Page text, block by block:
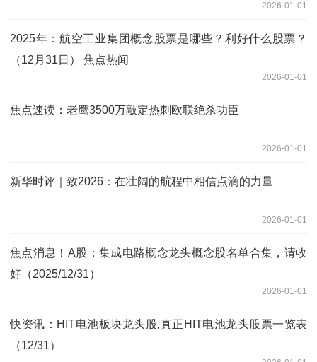
2026-01-01
2025年：航空工业集团概念股票是哪些？利好什么股票？
（12月31日） 焦点热闻
2026-01-01
焦点速读：老鹰3500万敲定热刺欧联绝杀功臣
2026-01-01
新华时评｜致2026：在壮阔的航程中相信点滴的力量
2026-01-01
焦点消息！A股：集成电路概念龙头概念股名单合集，请收
好（2025/12/31）
2026-01-01
快资讯：HIT电池板块龙头股,真正HIT电池龙头股票一览表
（12/31）